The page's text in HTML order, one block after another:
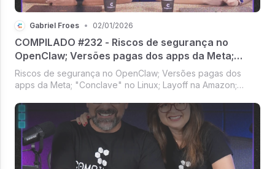
Gabriel Froes • 02/01/2026
COMPILADO #232 - Riscos de segurança no
OpenClaw; Versões pagas dos apps da Meta;
"Conclave" no Linux; Layoff na Amazon; Visual do
Aluminum OS
Riscos de segurança no OpenClaw; Versões pagas dos
apps da Meta; "Conclave" no Linux; Layoff na Amazon;